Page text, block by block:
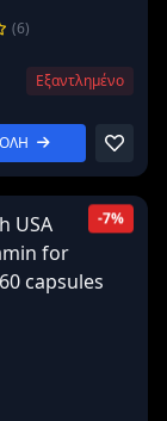
(6)
Εξαντλημένο
-7%